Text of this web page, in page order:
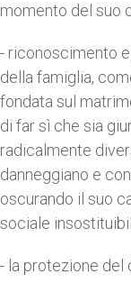
momento del suo
- riconoscimento
della famiglia,
fondata sul
di far sì che sia
radicalmente
danneggiano e
oscurando il suo
sociale
- la protezione del